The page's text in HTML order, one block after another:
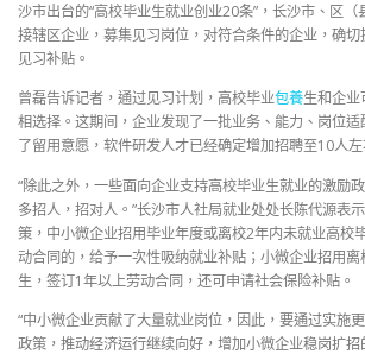
沙市出台的“高校毕业生就业创业20条”，长沙市、区
接辖区企业，募集见习岗位，对符合条件的企业，确
见习补贴。
曾磊告诉记者，通过见习计划，高校毕业包養生和企
相选择。这期间，企业发现了一批业务、能力、岗位
了留用意愿，软件研发人才已经确定增加招聘至10人左
“除此之外，一些面向企业支持高校毕业生就业的激励
多招人，招对人。”长沙市人社局就业处处长陈代源表
策，中小微企业招用毕业年度或离校2年内未就业高校
动合同的，给予一次性吸纳就业补贴；小微企业招用
生，签订1年以上劳动合同，还可申请社会保险补贴。
“中小微企业贡献了大量就业岗位，因此，要通过实施
政策，推动经济运行继续向好，增加小微企业稳岗扩